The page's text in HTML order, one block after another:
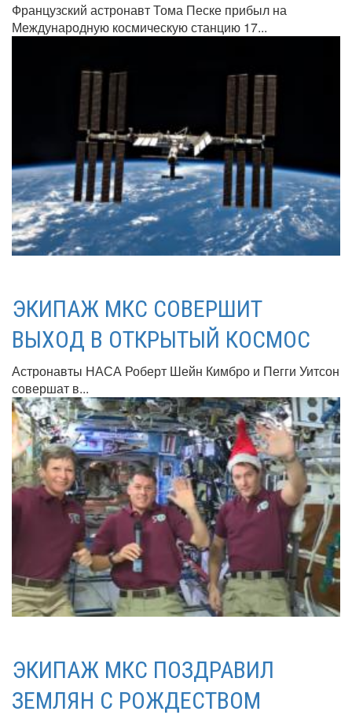
Французский астронавт Тома Песке прибыл на
Международную космическую станцию 17...
ЭКИПАЖ МКС СОВЕРШИТ
ВЫХОД В ОТКРЫТЫЙ КОСМОС
Астронавты НАСА Роберт Шейн Кимбро и Пегги Уитсон
совершат в...
ЭКИПАЖ МКС ПОЗДРАВИЛ
ЗЕМЛЯН С РОЖДЕСТВОМ